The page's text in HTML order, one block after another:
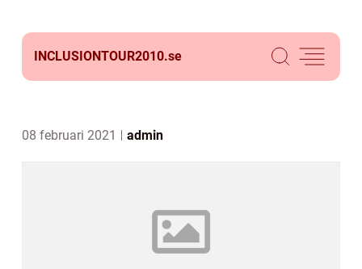
INCLUSIONTOUR2010.se
08 februari 2021 admin